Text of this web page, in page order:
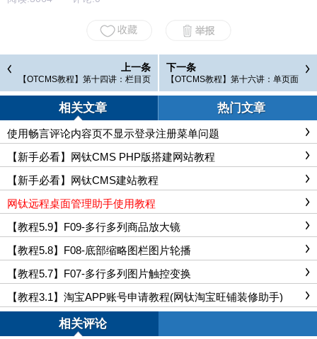
上一条
【OTCMS教程】第十四讲：栏目页
下一条
【OTCMS教程】第十六讲：单页面
相关文章 热门文章
使用畅言评论内容页不显示登录注册菜单问题
【新手必看】网钛CMS PHP版搭建网站教程
【新手必看】网钛CMS建站教程
网钛远程桌面管理助手使用教程
【教程5.9】F09-多行多列商品放大镜
【教程5.8】F08-底部缩略图栏图片轮播
【教程5.7】F07-多行多列图片触控变换
【教程3.1】淘宝APP账号申请教程(网钛淘宝旺铺装修助手)
相关评论